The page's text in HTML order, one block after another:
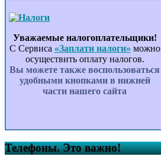
Уважаемые налогоплательщики!
С Сервиса «Заплати налоги» можно
осуществить оплату налогов.
Вы можете также воспользоваться
удобными кнопками в нижней
части нашего сайта
Телефоны. Это важно!